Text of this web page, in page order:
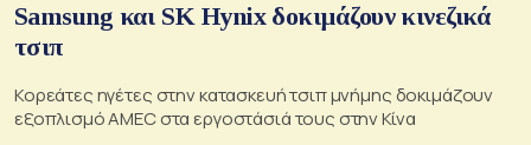
Samsung και SK Hynix δοκιμάζουν κινεζικά
τσιπ
Κορεάτες ηγέτες στην κατασκευή τσιπ μνήμης δοκιμάζουν
εξοπλισμό AMEC στα εργοστάσιά τους στην Κίνα